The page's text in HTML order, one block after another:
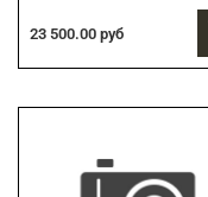
23 500.00 руб